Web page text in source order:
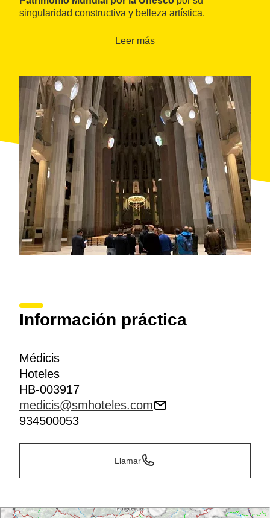
singularidad constructiva y belleza artística.
Leer más
Información práctica
Médicis
Hoteles
HB-003917
medicis@smhoteles.com
934500053
Llamar